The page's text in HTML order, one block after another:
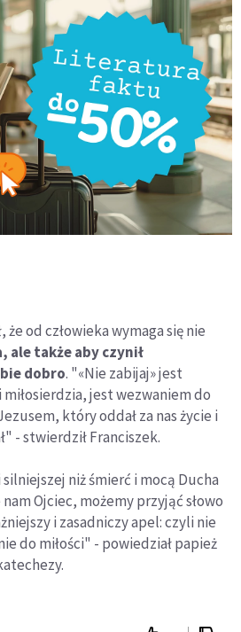
że od człowieka wymaga się nie
ale także aby czynił
dobro. "«Nie zabijaj» jest
jest wezwaniem do
który oddał za nas życie i
- stwierdził Franciszek.
niż śmierć i mocą Ducha
Ojciec, możemy przyjąć słowo
i zasadniczy apel: czyli nie
do miłości" - powiedział papież